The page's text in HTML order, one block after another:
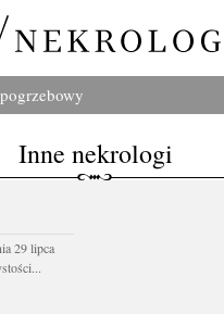
Inne nekrologi
29 lipca